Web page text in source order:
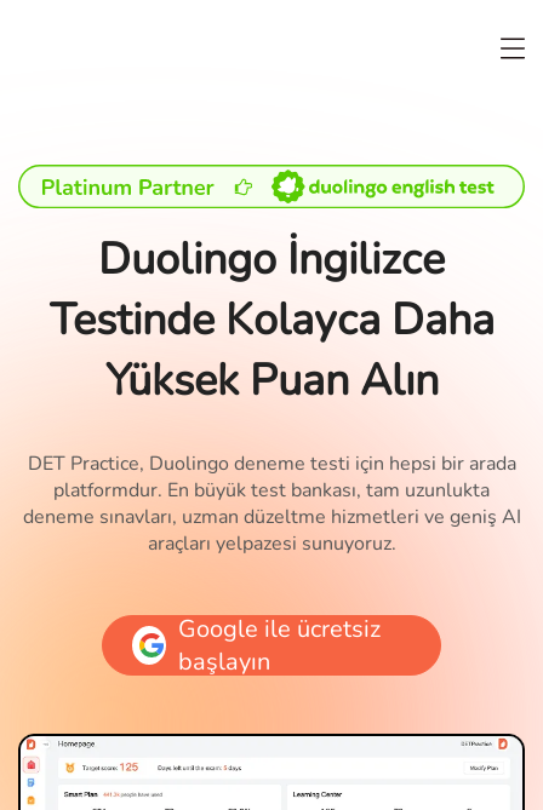
Duolingo İngilizce
Testinde Kolayca Daha
Yüksek Puan Alın
DET Practice, Duolingo deneme testi için hepsi bir arada
platformdur. En büyük test bankası, tam uzunlukta
deneme sınavları, uzman düzeltme hizmetleri ve geniş AI
araçları yelpazesi sunuyoruz.
Google ile ücretsiz
başlayın